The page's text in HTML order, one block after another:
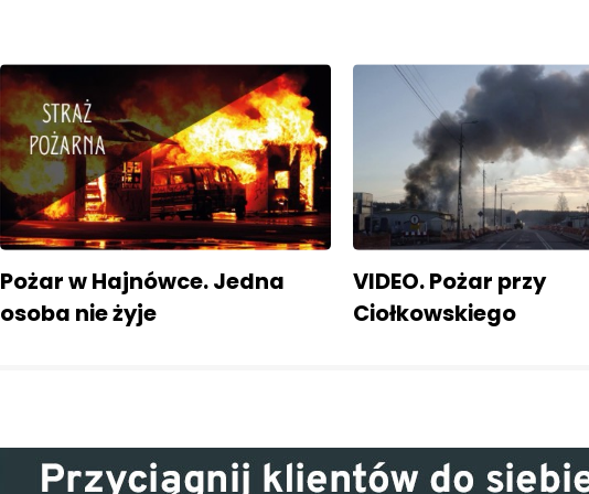
Pożar w Hajnówce. Jedna
osoba nie żyje
VIDEO. Pożar przy
Ciołkowskiego